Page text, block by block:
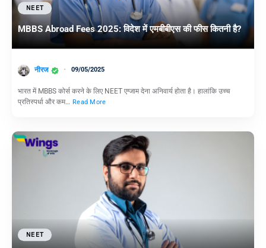
NEET
MBBS Abroad Fees 2025: विदेश में एमबीबीएस की फीस कितनी है?
नीरज 09/05/2025
भारत में MBBS कोर्स करने के लिए NEET एग्जाम देना अनिवार्य होता है। हालांकि उच्च
प्रतिस्पर्धा और कम… Read More
NEET